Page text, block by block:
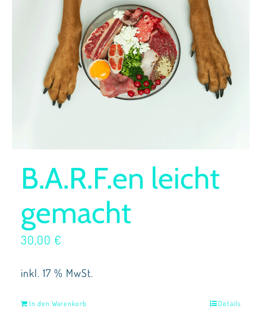
B.A.R.F.en leicht
gemacht
30,00 €
inkl. 17 % MwSt.
In den Warenkorb Details